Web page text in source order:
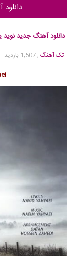
دانلود آهنگ جدید نوید
تک آهنگ , 1,507 بازدید